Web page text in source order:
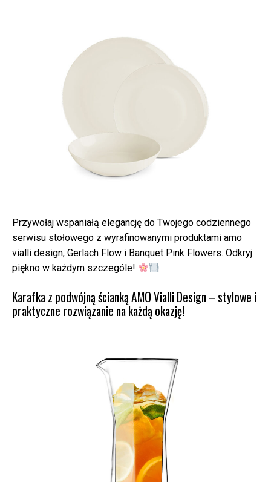
Przywołaj wspaniałą elegancję do Twojego codziennego
serwisu stołowego z wyrafinowanymi produktami amo
vialli design, Gerlach Flow i Banquet Pink Flowers. Odkryj
piękno w każdym szczególe!
Karafka z podwójną ścianką AMO Vialli Design – stylowe i
praktyczne rozwiązanie na każdą okazję!